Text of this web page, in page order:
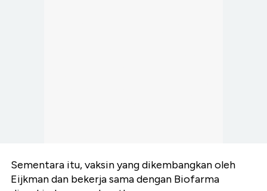
Sementara itu, vaksin yang dikembangkan oleh
Eijkman dan bekerja sama dengan Biofarma